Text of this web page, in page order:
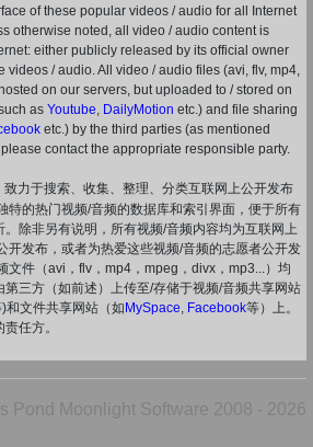
of these popular videos / audio for all Internet
otherwise noted, all video / audio content is
either publicly released by its official owner
/ audio. All video / audio files (avi, flv, mp4,
on our servers, but uploaded to / stored on
as Youtube DailyMotion etc.) and file sharing
etc.) by the third parties (as mentioned
contact the appropriate responsible party.
致力于搜索、收集、整理、分类互联网上公开发布
特的热门视频/音频的数据库和索引界面，便于所有
除非另有说明，所有视频/音频内容均为互联网上
开发布，或者为热爱这些视频/音频的志愿者公开发
文件（avi，flv，mp4，mpeg，divx，mp3...）均
三方（如前述）上传至/存储于视频/音频共享网站
和文件共享网站（如MySpace Facebook等）上。
任方。
Pond Moonlight Software 2008 - 2026